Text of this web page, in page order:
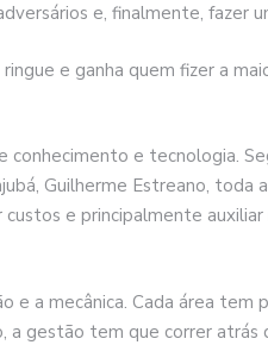
e, finalmente, fazer
e ganha quem fizer a
conhecimento e tecnologia.
Guilherme Estreano, toda
e principalmente auxiliar
e a mecânica. Cada área tem
gestão tem que correr atrás